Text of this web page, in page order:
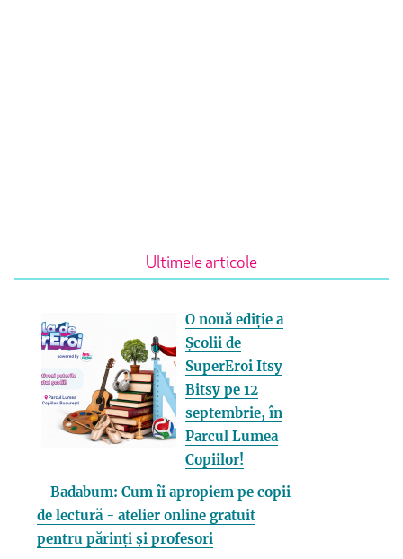
Ultimele articole
O nouă ediție a
Școlii de
SuperEroi Itsy
Bitsy pe 12
septembrie, în
Parcul Lumea
Copiilor!
Badabum: Cum îi apropiem pe copii
de lectură - atelier online gratuit
pentru părinți și profesori